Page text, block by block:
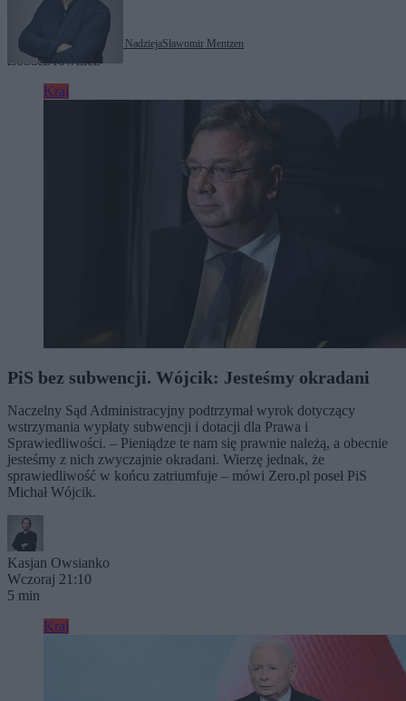
Tagi: Konfederacja Nowa NadziejaSławomir Mentzen
Zobacz również
Kraj
PiS bez subwencji. Wójcik: Jesteśmy okradani
Naczelny Sąd Administracyjny podtrzymał wyrok dotyczący
wstrzymania wypłaty subwencji i dotacji dla Prawa i
Sprawiedliwości. – Pieniądze te nam się prawnie należą, a obecnie
jesteśmy z nich zwyczajnie okradani. Wierzę jednak, że
sprawiedliwość w końcu zatriumfuje – mówi Zero.pl poseł PiS
Michał Wójcik.
Kasjan Owsianko
Wczoraj 21:10
5 min
Kraj